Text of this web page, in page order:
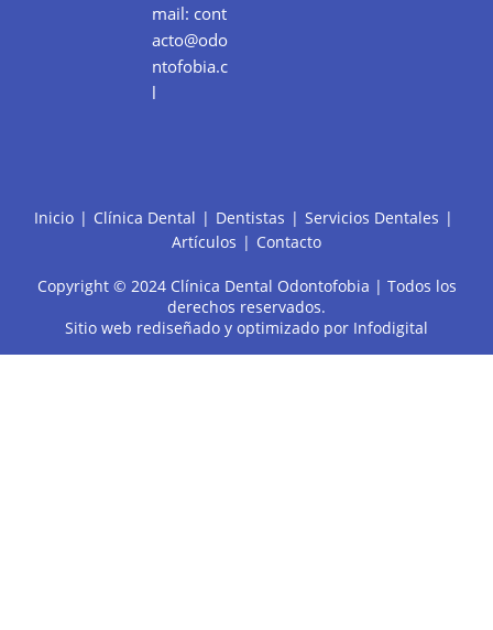
mail: cont
acto@odo
ntofobia.c
l
Inicio Clínica Dental Dentistas
Servicios Dentales
Artículos
Contacto
Copyright © 2024 Clínica Dental Odontofobia | Todos los
derechos reservados.
Sitio web rediseñado y optimizado por Infodigital